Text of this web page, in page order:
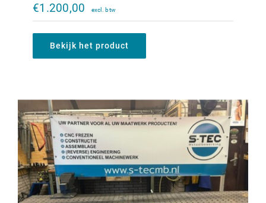
€1.200,00
Bekijk het product
€1.700,00